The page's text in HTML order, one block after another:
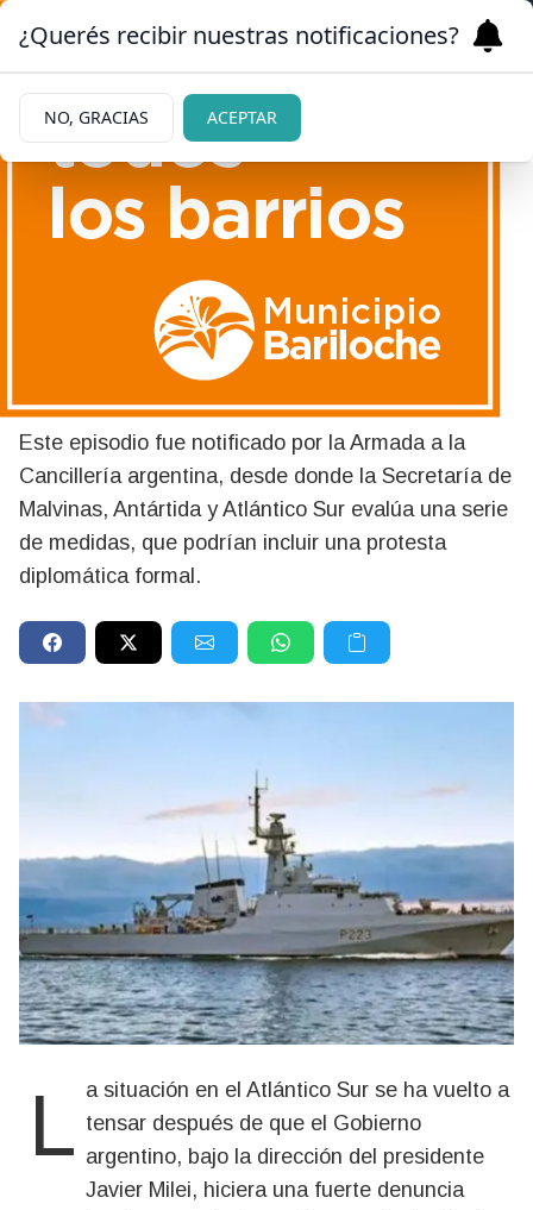
Un buque de guerra del
Reino Unido invadió aguas
territoriales argentinas
Este episodio fue notificado por la Armada a la
Cancillería argentina, desde donde la Secretaría de
Malvinas, Antártida y Atlántico Sur evalúa una serie
de medidas, que podrían incluir una protesta
diplomática formal.
La situación en el Atlántico Sur se ha vuelto a tensar después de que el Gobierno
argentino, bajo la dirección del presidente
Javier Milei, hiciera una fuerte denuncia
¿Querés recibir nuestras notificaciones?
NO, GRACIAS ACEPTAR